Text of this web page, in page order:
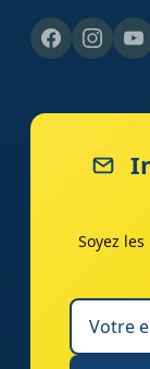
Soyez